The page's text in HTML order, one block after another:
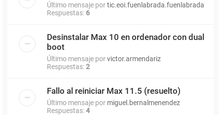
Último mensaje portic.eoi.fuenlabrada.fuenlabrada
Respuestas: 6
Desinstalar Max 10 en ordenador con dual
boot
Último mensaje porvictor.armendariz
Respuestas:2
Fallo al reiniciar Max 11.5 (resuelto)
Último mensaje por miguel.bernalmenendez
Respuestas:4